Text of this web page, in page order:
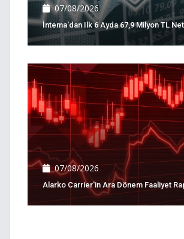
07/08/2026
İntema'dan Ilk 6 Ayda 67,9 Milyon TL
07/08/2026
Alarko Carrier'in Ara Dönem Faaliyet